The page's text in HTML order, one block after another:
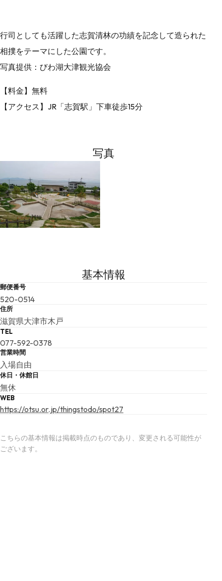
行司としても活躍した志賀清林の功績を記念して造られた
相撲をテーマにした公園です。
写真提供：びわ湖大津観光協会
【料金】無料
【アクセス】JR「志賀駅」下車徒歩15分
写真
基本情報
郵便番号
520-0514
住所
滋賀県大津市木戸
TEL
077-592-0378
営業時間
入場自由
休日・休館日
無休
WEB
https://otsu.or.jp/thingstodo/spot27
こちらの基本情報は掲載時点のものであり、変更される可能性が
ございます。